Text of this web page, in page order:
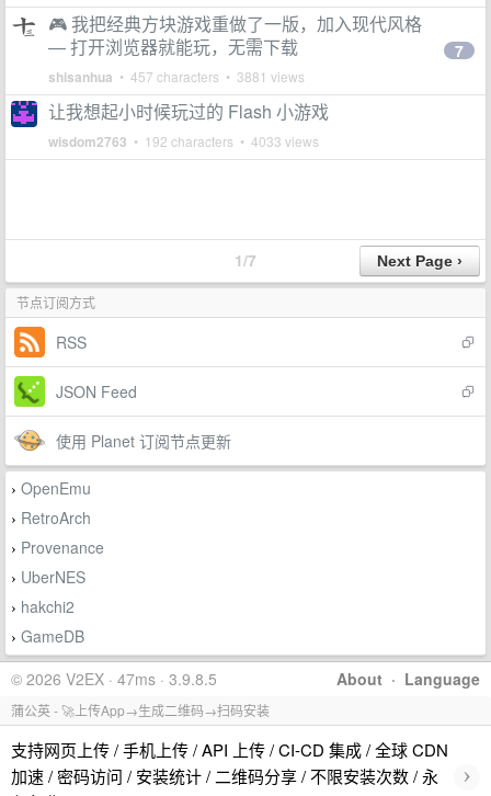
🎮 我把经典方块游戏重做了一版，加入现代风格
— 打开浏览器就能玩，无需下载
shisanhua • 457 characters • 3881 views
7
让我想起小时候玩过的 Flash 小游戏
wisdom2763 • 192 characters • 4033 views
1/7
节点订阅方式
RSS
JSON Feed
使用 Planet 订阅节点更新
› OpenEmu
› RetroArch
› Provenance
› UberNES
› hakchi2
› GameDB
About · Language
© 2026 V2EX · 47ms · 3.9.8.5
蒲公英 - 🚀上传App→生成二维码→扫码安装
支持网页上传 / 手机上传 / API 上传 / CI-CD 集成 / 全球 CDN
加速 / 密码访问 / 安装统计 / 二维码分享 / 不限安装次数 / 永
›